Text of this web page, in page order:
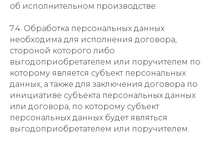
об исполнительном производстве.
7.4. Обработка персональных данных
необходима для исполнения договора,
стороной которого либо
выгодоприобретателем или поручителем по
которому является субъект персональных
данных, а также для заключения договора по
инициативе субъекта персональных данных
или договора, по которому субъект
персональных данных будет являться
выгодоприобретателем или поручителем.